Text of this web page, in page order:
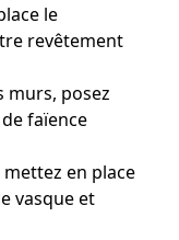
le
revêtement
murs, posez
faïence
mettez en place
vasque et